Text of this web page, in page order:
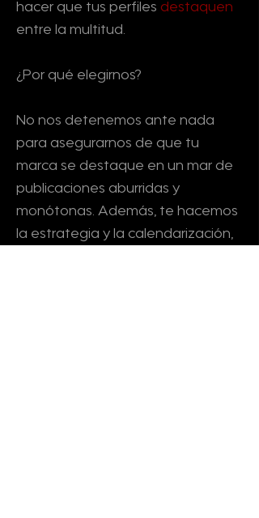
hacer que tus perfiles destaquen
entre la multitud.
¿Por qué elegirnos?
No nos detenemos ante nada
para asegurarnos de que tu
marca se destaque en un mar de
publicaciones aburridas y
monótonas. Además, te hacemos
la estrategia y la calendarización,